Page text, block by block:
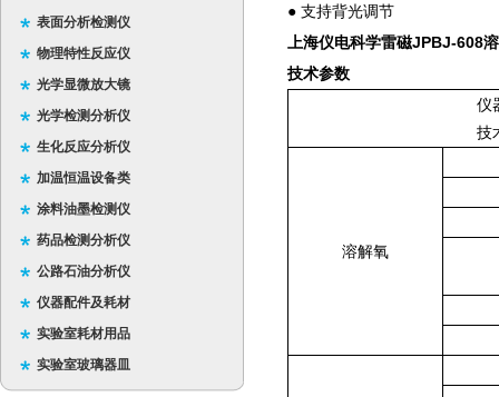
表面分析检测仪
物理特性反应仪
光学显微放大镜
光学检测分析仪
生化反应分析仪
加温恒温设备类
涂料油墨检测仪
药品检测分析仪
公路石油分析仪
仪器配件及耗材
实验室耗材用品
实验室玻璃器皿
● 支持背光调节
上海仪电科学雷磁JPBJ-608
技术参数
仪
技
溶解氧